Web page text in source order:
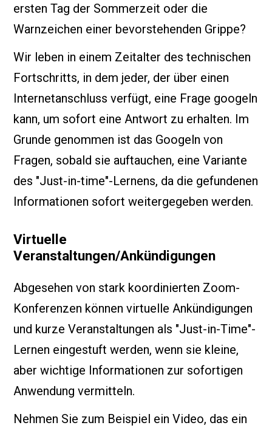
ersten Tag der Sommerzeit oder die
Warnzeichen einer bevorstehenden Grippe?
Wir leben in einem Zeitalter des technischen
Fortschritts, in dem jeder, der über einen
Internetanschluss verfügt, eine Frage googeln
kann, um sofort eine Antwort zu erhalten. Im
Grunde genommen ist das Googeln von
Fragen, sobald sie auftauchen, eine Variante
des "Just-in-time"-Lernens, da die gefundenen
Informationen sofort weitergegeben werden.
Virtuelle
Veranstaltungen/Ankündigungen
Abgesehen von stark koordinierten Zoom-
Konferenzen können virtuelle Ankündigungen
und kurze Veranstaltungen als "Just-in-Time"-
Lernen eingestuft werden, wenn sie kleine,
aber wichtige Informationen zur sofortigen
Anwendung vermitteln.
Nehmen Sie zum Beispiel ein Video, das ein